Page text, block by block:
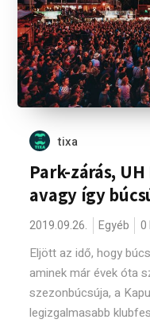
tixa
Park-zárás,
avagy így
2019.09.26. Egyéb 0
Eljött az idő, hogy
aminek már évek óta
szezonbúcsúja, a
legizgalmasabb